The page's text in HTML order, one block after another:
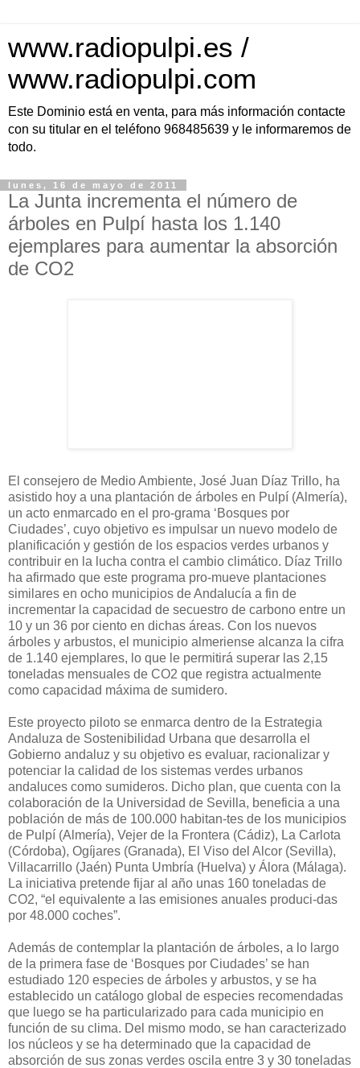
www.radiopulpi.es /
www.radiopulpi.com
Este Dominio está en venta, para más información contacte
con su titular en el teléfono 968485639 y le informaremos de
todo.
lunes, 16 de mayo de 2011
La Junta incrementa el número de
árboles en Pulpí hasta los 1.140
ejemplares para aumentar la absorción
de CO2
El consejero de Medio Ambiente, José Juan Díaz Trillo, ha
asistido hoy a una plantación de árboles en Pulpí (Almería),
un acto enmarcado en el pro-grama ‘Bosques por
Ciudades’, cuyo objetivo es impulsar un nuevo modelo de
planificación y gestión de los espacios verdes urbanos y
contribuir en la lucha contra el cambio climático. Díaz Trillo
ha afirmado que este programa pro-mueve plantaciones
similares en ocho municipios de Andalucía a fin de
incrementar la capacidad de secuestro de carbono entre un
10 y un 36 por ciento en dichas áreas. Con los nuevos
árboles y arbustos, el municipio almeriense alcanza la cifra
de 1.140 ejemplares, lo que le permitirá superar las 2,15
toneladas mensuales de CO2 que registra actualmente
como capacidad máxima de sumidero.
Este proyecto piloto se enmarca dentro de la Estrategia
Andaluza de Sostenibilidad Urbana que desarrolla el
Gobierno andaluz y su objetivo es evaluar, racionalizar y
potenciar la calidad de los sistemas verdes urbanos
andaluces como sumideros. Dicho plan, que cuenta con la
colaboración de la Universidad de Sevilla, beneficia a una
población de más de 100.000 habitan-tes de los municipios
de Pulpí (Almería), Vejer de la Frontera (Cádiz), La Carlota
(Córdoba), Ogíjares (Granada), El Viso del Alcor (Sevilla),
Villacarrillo (Jaén) Punta Umbría (Huelva) y Álora (Málaga).
La iniciativa pretende fijar al año unas 160 toneladas de
CO2, “el equivalente a las emisiones anuales produci-das
por 48.000 coches”.
Además de contemplar la plantación de árboles, a lo largo
de la primera fase de ‘Bosques por Ciudades’ se han
estudiado 120 especies de árboles y arbustos, y se ha
establecido un catálogo global de especies recomendadas
que luego se ha particularizado para cada municipio en
función de su clima. Del mismo modo, se han caracterizado
los núcleos y se ha determinado que la capacidad de
absorción de sus zonas verdes oscila entre 3 y 30 toneladas